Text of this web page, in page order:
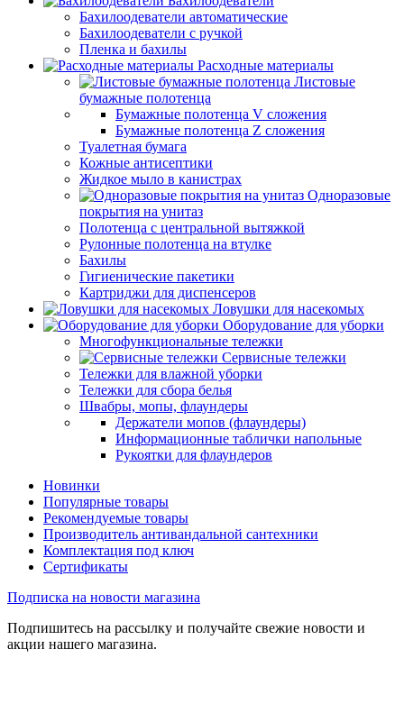
Бахилоодеватели автоматические
Бахилоодеватели с ручкой
Пленка и бахилы
Расходные материалы
Листовые
бумажные полотенца
Бумажные полотенца V сложения
Бумажные полотенца Z сложения
Туалетная бумага
Кожные антисептики
Жидкое мыло в канистрах
Одноразовые
покрытия на унитаз
Полотенца с центральной вытяжкой
Рулонные полотенца на втулке
Бахилы
Гигиенические пакетики
Картриджи для диспенсеров
Ловушки для насекомых
Оборудование для уборки
Многофункциональные тележки
Сервисные тележки
Тележки для влажной уборки
Тележки для сбора белья
Швабры, мопы, флаундеры
Держатели мопов (флаундеры)
Информационные таблички напольные
Рукоятки для флаундеров
Новинки
Популярные товары
Рекомендуемые товары
Производитель антивандальной сантехники
Комплектация под ключ
Сертификаты
Подписка на новости магазина
Подпишитесь на рассылку и получайте свежие новости и
акции нашего магазина.